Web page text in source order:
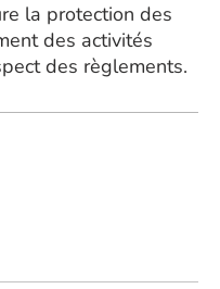
la protection des
des activités
des règlements.